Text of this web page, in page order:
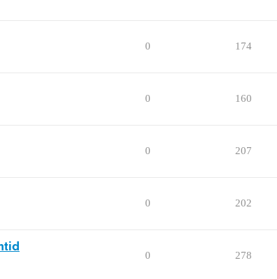
0 174
0 160
0 207
0 202
0 278